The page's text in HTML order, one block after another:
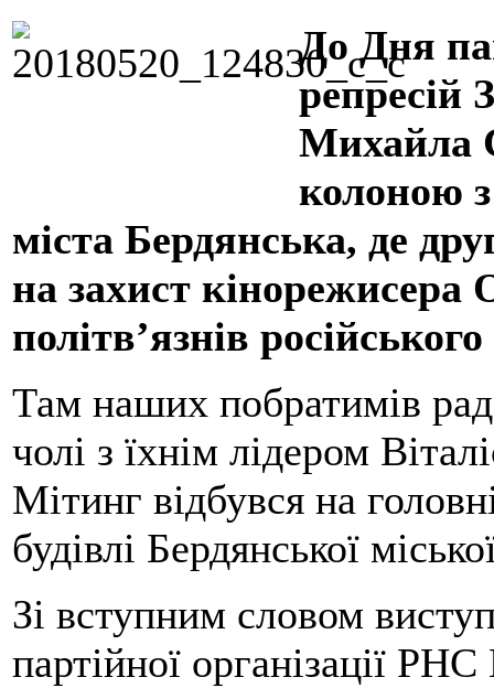
До Дня
репресій
Михайла
колоною з
міста Бердянська, де
на захист
політв’язнів
Там наших побратимів
чолі з їхнім лідером
Мітинг відбувся на
будівлі Бердянської
Зі вступним словом
партійної організації